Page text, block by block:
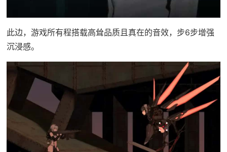
此边，游戏所有程搭载高耸品质且真在的音效，步6步增强
沉浸感。